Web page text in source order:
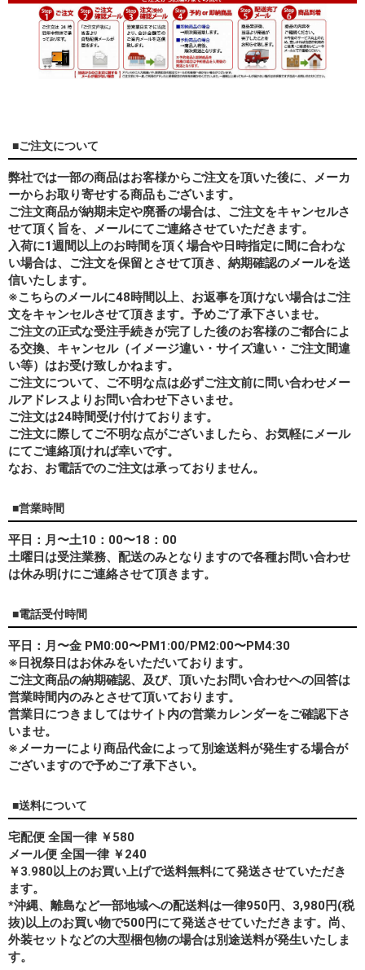
■ご注文について
弊社では一部の商品はお客様からご注文を頂いた後に、メーカ
ーからお取り寄せする商品もございます。
ご注文商品が納期未定や廃番の場合は、ご注文をキャンセルさ
せて頂く旨を、メールにてご連絡させていただきます。
入荷に1週間以上のお時間を頂く場合や日時指定に間に合わな
い場合は、ご注文を保留とさせて頂き、納期確認のメールを送
信いたします。
※こちらのメールに48時間以上、お返事を頂けない場合はご注
文をキャンセルさせて頂きます。予めご了承下さいませ。
ご注文の正式な受注手続きが完了した後のお客様のご都合によ
る交換、キャンセル（イメージ違い・サイズ違い・ご注文間違
い等）はお受け致しかねます。
ご注文について、ご不明な点は必ずご注文前に問い合わせメー
ルアドレスよりお問い合わせ下さいませ。
ご注文は24時間受け付けております。
ご注文に際してご不明な点がございましたら、お気軽にメール
にてご連絡頂ければ幸いです。
なお、 お電話でのご注文は承っておりません。
■営業時間
平日：月〜土10：00〜18：00
土曜日は受注業務、配送のみとなりますので各種お問い合わせ
は休み明けにご連絡させて頂きます。
■電話受付時間
平日：月〜金 PM0:00〜PM1:00/PM2:00〜PM4:30
※日祝祭日はお休みをいただいております。
ご注文商品の納期確認、及び、頂いたお問い合わせへの回答は
営業時間内のみとさせて頂いております。
営業日につきましてはサイト内の営業カレンダーをご確認下さ
いませ。
※メーカーにより商品代金によって別途送料が発生する場合が
ございますので予めご了承下さい。
■送料について
宅配便 全国一律 ￥580
メール便 全国一律 ￥240
￥3.980以上のお買い上げで送料無料にて発送させていただき
ます。
*沖縄、離島など一部地域への配送料は一律950円、3,980円(税
抜)以上のお買い物で500円にて発送させていただきます。尚、
外装セットなどの大型梱包物の場合は別途送料が発生いたしま
す。